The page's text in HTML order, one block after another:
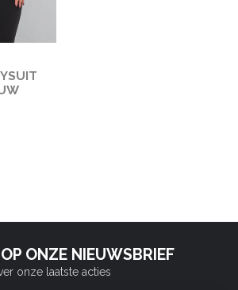
ONZE NIEUWSBRIEF
onze laatste acties